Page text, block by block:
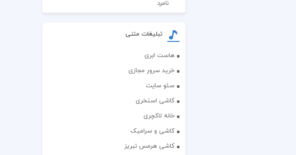
نامرد
تبلیغات متنی
هاست ابری
خرید سرور مجازی
سئو سایت
کاشی استخری
خانه لاکچری
کاشی و سرامیک
کاشی هرمس تبریز